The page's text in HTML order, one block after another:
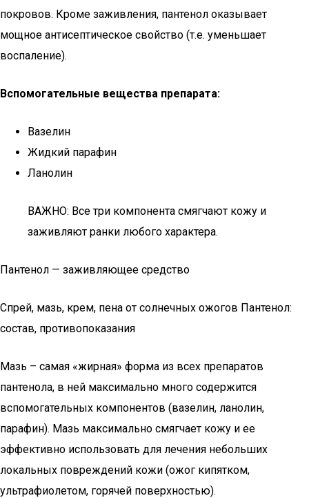
покровов. Кроме заживления, пантенол оказывает
мощное антисептическое свойство (т.е. уменьшает
воспаление).
Вспомогательные вещества препарата:
Вазелин
Жидкий парафин
Ланолин
ВАЖНО: Все три компонента смягчают кожу и
заживляют ранки любого характера.
Пантенол — заживляющее средство
Спрей, мазь, крем, пена от солнечных ожогов Пантенол:
состав, противопоказания
Мазь – самая «жирная» форма из всех препаратов
пантенола, в ней максимально много содержится
вспомогательных компонентов (вазелин, ланолин,
парафин). Мазь максимально смягчает кожу и ее
эффективно использовать для лечения небольших
локальных повреждений кожи (ожог кипятком,
ультрафиолетом, горячей поверхностью).